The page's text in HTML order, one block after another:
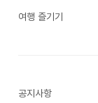
여행 즐기기
공지사항